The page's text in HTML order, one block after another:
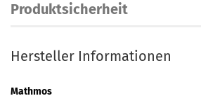
Produktsicherheit
Hersteller Informationen
Mathmos